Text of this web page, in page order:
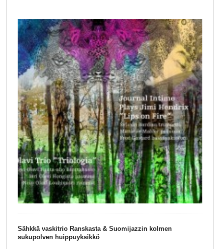
Sähkkä vaskitrio Ranskasta & Suomijazzin kolmen
sukupolven huippuyksikkö